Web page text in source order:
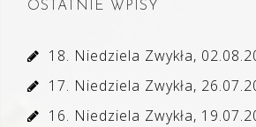
OSTATNIE WPISY
18. Niedziela Zwykła,
17. Niedziela Zwykła,
16. Niedziela Zwykła,